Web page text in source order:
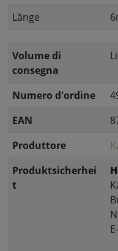
Länge
Volume di
consegna
Numero d'ordine
EAN
Produttore
Produktsicherhei
t